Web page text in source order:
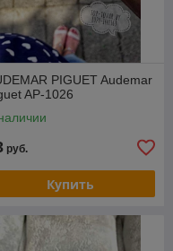
PIGUET Audemar
AP-1026
руб.
Купить